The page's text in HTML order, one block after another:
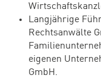
Langjährige
Rechtsanwälte
eigenen
GmbH.